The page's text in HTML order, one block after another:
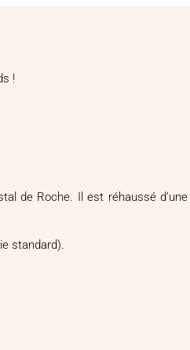
!
de Roche. Il est réhaussé
standard).